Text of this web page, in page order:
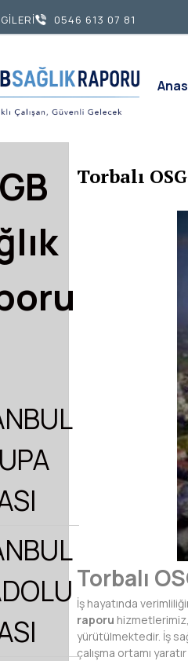
Torbalı
Torbalı
İş hayatında
raporu
yürütülmektedir. İş
çalışma ortamı
0546 613 07 81